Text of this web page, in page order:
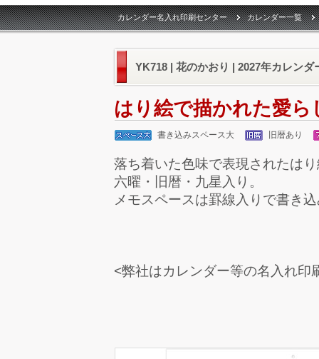
カレンダー名入れ印刷センター カレンダー一覧
YK718 | 花のかおり | 2027年カレンダ
はり絵で描かれた愛ら
書き込みスペース大 旧暦あり
落ち着いた色味で表現されたは
六曜・旧暦・九星入り。
メモスペースは罫線入りで書き
<弊社はカレンダー等の名入れ印